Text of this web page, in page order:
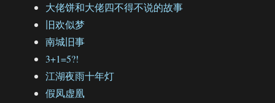
大佬饼和大佬四不得不说的故事
旧欢似梦
南城旧事
3+1=5?!
江湖夜雨十年灯
假凤虚凰